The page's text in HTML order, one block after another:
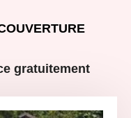
gratuitement